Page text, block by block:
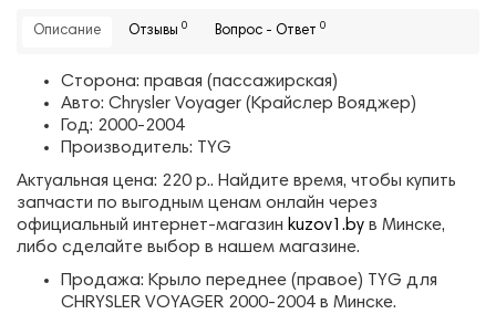
Описание Отзывы 0 Вопрос - Ответ 0
Сторона: правая (пассажирская)
Авто: Chrysler Voyager (Крайслер Вояджер)
Год: 2000-2004
Производитель: TYG
Актуальная цена: 220 р.. Найдите время, чтобы купить
запчасти по выгодным ценам онлайн через
официальный интернет-магазин kuzov1.by в Минске,
либо сделайте выбор в нашем магазине.
Продажа: Крыло переднее (правое) TYG для
CHRYSLER VOYAGER 2000-2004 в Минске.